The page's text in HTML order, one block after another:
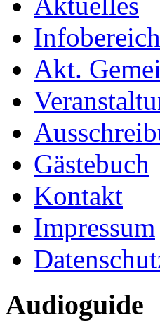
Infobereich
Akt.
Gästebuch
Kontakt
Impressum
Audioguide